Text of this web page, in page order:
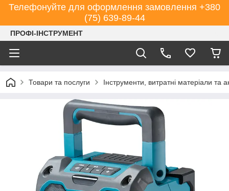
Телефонуйте для оформлення замовлення +380
(75) 639-89-44
ПРОФІ-ІНСТРУМЕНТ
Товари та послуги Інструменти, витратні матеріали та